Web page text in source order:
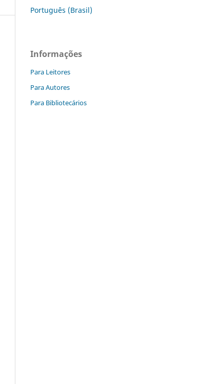
Português (Brasil)
Informações
Para Leitores
Para Autores
Para Bibliotecários